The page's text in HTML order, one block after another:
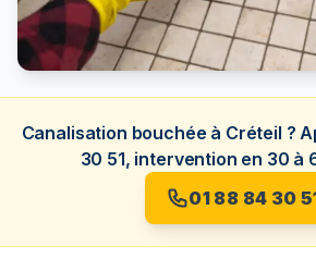
Canalisation bouchée à Créteil ?
30 51, intervention en 30 à
01 88 84 30